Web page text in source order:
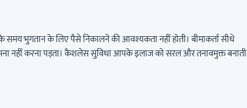
भुगतान के लिए पैसे निकालने की आवश्यकता नहीं होती। बीमाकर्ता सीधे
नहीं करना पड़ता। कैशलेस सुविधा आपके इलाज को सरल और तनावमुक्त बनाती